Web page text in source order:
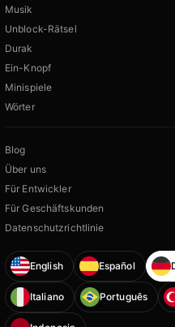
Musik
Unblock-Rätsel
Durak
Ein-Knopf
Minispiele
Wörter
Blog
Über uns
Für Entwickler
Für Geschäftskunden
Datenschutzrichtlinie
English Español
Italiano Português